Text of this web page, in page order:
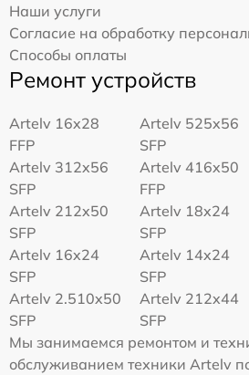
Наши услуги
Согласие на обработку
Способы оплаты
Ремонт устройств
Artelv 16x28
FFP
Artelv 525x56
SFP
Artelv 312x56
SFP
Artelv 416x50
FFP
Artelv 212x50
SFP
Artelv 18x24
SFP
Artelv 16x24
SFP
Artelv 14x24
SFP
Artelv 2.510x50
SFP
Artelv 212x44
SFP
Мы занимаемся ремонтом и
обслуживанием техники Artelv